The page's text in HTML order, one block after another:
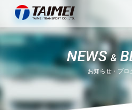
NEWS&
お知らせ・ブロ